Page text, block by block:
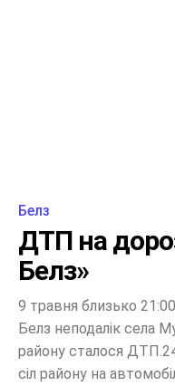
Белз
ДТП на
Белз»
9 травня близько
Белз неподалік села
району сталося
сіл району на